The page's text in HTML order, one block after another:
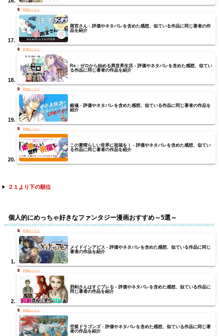
雨宮さん - 評価やネタバレを含めた感想、似ている作品に同じ著者の作
品を紹介
Re：ゼロから始める異世界生活 - 評価やネタバレを含めた感想、似てい
る作品に同じ著者の作品を紹介
銀魂 - 評価やネタバレを含めた感想、似ている作品に同じ著者の作品を
紹介
この素晴らしい世界に祝福を！ - 評価やネタバレを含めた感想、似てい
る作品に同じ著者の作品を紹介
２１より下の順位
個人的にめっちゃ好きなファンタジー漫画おすすめ～5選～
メイドインアビス - 評価やネタバレを含めた感想、似ている作品に同じ
著者の作品を紹介
邪剣さんはすぐブレる - 評価やネタバレを含めた感想、似ている作品に
同じ著者の作品を紹介
空挺ドラゴンズ - 評価やネタバレを含めた感想、似ている作品に同じ著
者の作品を紹介